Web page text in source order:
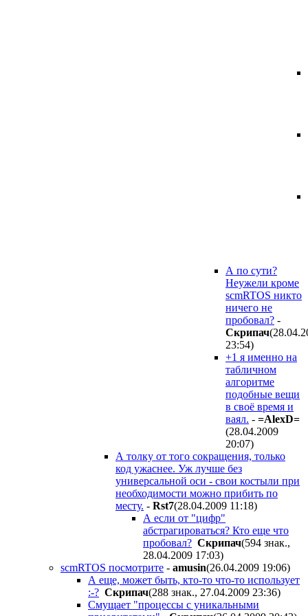
А по сути?
Неужели кроме
scmRTOS никто
ничего не
пробовал? -
Скрипач
23:54)
+1 я именно на
табличном
алгоритме
подобные вещи
в своё время и
ваял. - =AlexD=
(28.04.2009
20:07)
А толку от того сокращения, только
код ужаснее. Уж лучше без
универсальной оси - свои костыли при
необходимости можно прибить по
месту. - Rst7(28.04.2009 11:18)
А если от "цифр"
абстрагироваться? Кто еще что
пробовал? Скрипач(594 знак.,
28.04.2009 17:03)
scmRTOS посмотрите - amusin(26.04.2009 19:06)
А еще, может быть, кто-то что-то использует
:-? Скрипач(288 знак., 27.04.2009 23:36)
Смущает "процессы с уникальными